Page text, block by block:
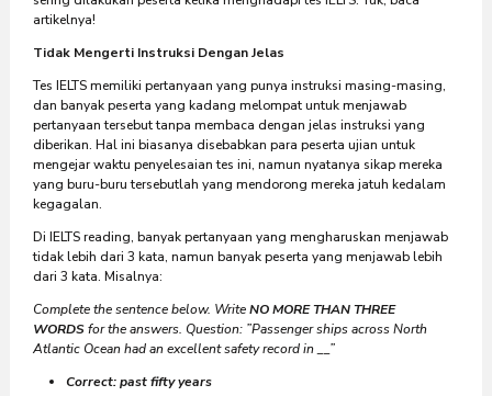
artikelnya!
Tidak Mengerti Instruksi Dengan Jelas
Tes IELTS memiliki pertanyaan yang punya instruksi masing-masing,
dan banyak peserta yang kadang melompat untuk menjawab
pertanyaan tersebut tanpa membaca dengan jelas instruksi yang
diberikan. Hal ini biasanya disebabkan para peserta ujian untuk
mengejar waktu penyelesaian tes ini, namun nyatanya sikap mereka
yang buru-buru tersebutlah yang mendorong mereka jatuh kedalam
kegagalan.
Di IELTS reading, banyak pertanyaan yang mengharuskan menjawab
tidak lebih dari 3 kata, namun banyak peserta yang menjawab lebih
dari 3 kata. Misalnya:
Complete the sentence below. WriteNO MORE THAN THREE
WORDSfor the answers. Question: ”Passenger ships across North
Atlantic Ocean had an excellent safety record in __”
Correct: past fifty years